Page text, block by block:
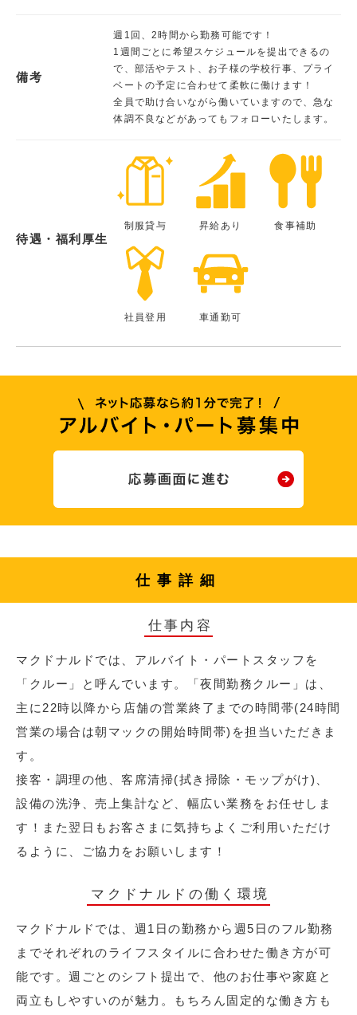
備考
週1回、2時間から勤務可能です！
1週間ごとに希望スケジュールを提出できるの
で、部活やテスト、お子様の学校行事、プライ
ベートの予定に合わせて柔軟に働けます！
全員で助け合いながら働いていますので、急な
体調不良などがあってもフォローいたします。
待遇・福利厚生
制服貸与 昇給あり 食事補助
社員登用 車通勤可
仕事詳細
仕事内容
マクドナルドでは、アルバイト・パートスタッフを
「クルー」と呼んでいます。「夜間勤務クルー」は、
主に22時以降から店舗の営業終了までの時間帯(24時間
営業の場合は朝マックの開始時間帯)を担当いただきま
す。
接客・調理の他、客席清掃(拭き掃除・モップがけ)、
設備の洗浄、売上集計など、幅広い業務をお任せしま
す！また翌日もお客さまに気持ちよくご利用いただけ
るように、ご協力をお願いします！
マクドナルドの働く環境
マクドナルドでは、週1日の勤務から週5日のフル勤務
までそれぞれのライフスタイルに合わせた働き方が可
能です。週ごとのシフト提出で、他のお仕事や家庭と
両立もしやすいのが魅力。もちろん固定的な働き方も